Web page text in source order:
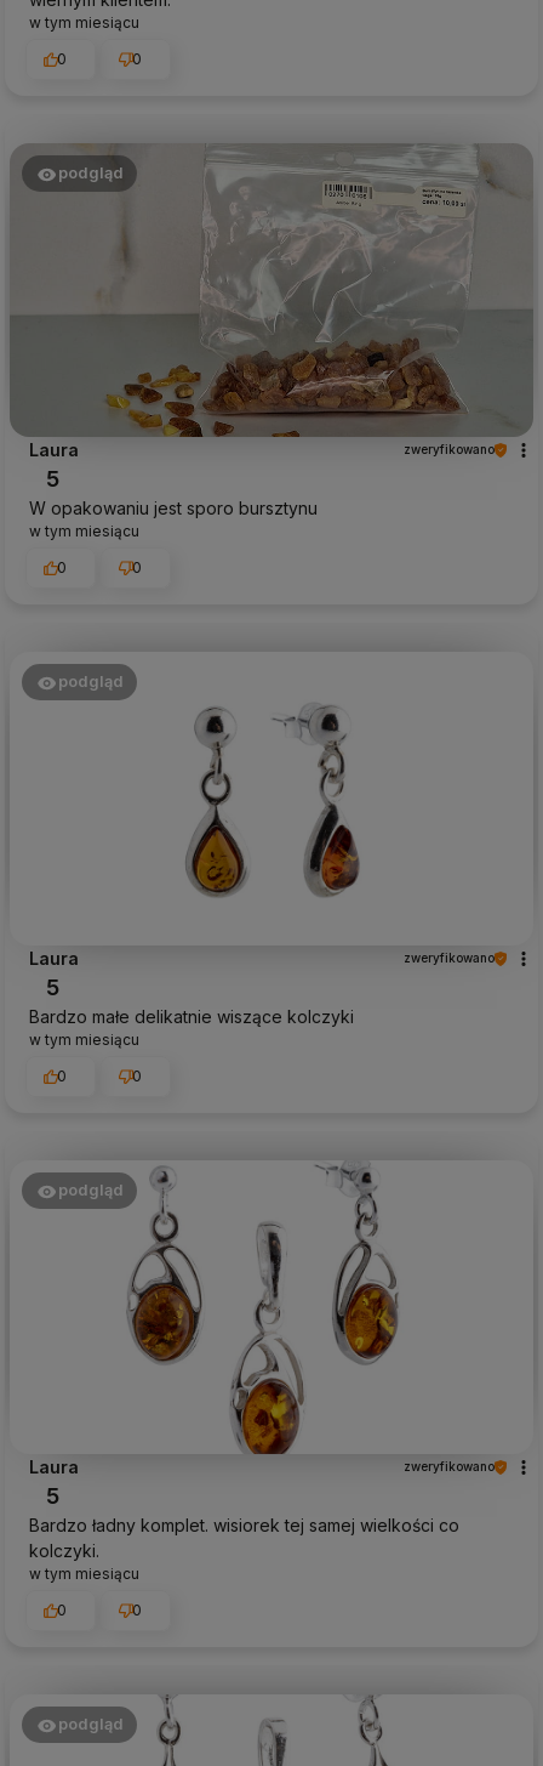
w tym miesiącu
0
0
podgląd
Laura zweryfikowano
5
W opakowaniu jest sporo bursztynu
w tym miesiącu
0
0
podgląd
Laura zweryfikowano
5
Bardzo małe delikatnie wiszące kolczyki
w tym miesiącu
0
0
podgląd
Laura zweryfikowano
5
Bardzo ładny komplet. wisiorek tej samej wielkości co
kolczyki.
w tym miesiącu
0
0
podgląd